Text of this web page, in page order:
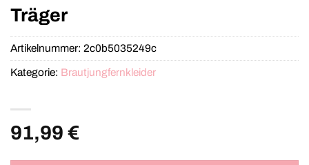
Träger
91,99 €
Artikelnummer: 2c0b5035249c
Kategorie: Brautjungfernkleider